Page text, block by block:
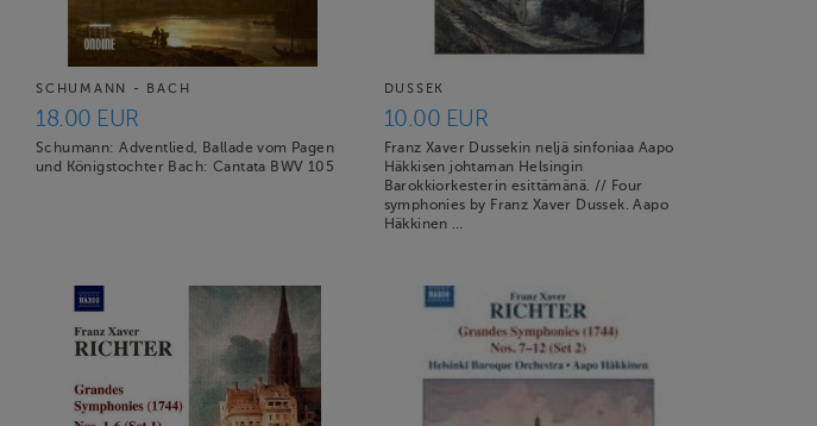
SCHUMANN - BACH
18.00 EUR
Schumann: Adventlied, Ballade vom Pagen
und Königstochter Bach: Cantata BWV 105
DUSSEK
10.00 EUR
Franz Xaver Dussekin neljä sinfoniaa Aapo
Häkkisen johtaman Helsingin
Barokkiorkesterin esittämänä. // Four
symphonies by Franz Xaver Dussek. Aapo
Häkkinen …